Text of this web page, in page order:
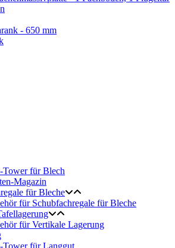
Tower für Blech
Magazin
für Bleche
für Schubfachregale für Bleche
für Vertikale Lagerung
Tower für Langgut